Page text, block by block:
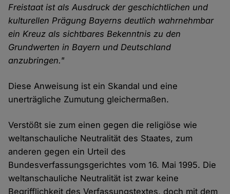
Freistaat ist als Ausdruck der geschichtlichen und
kulturellen Prägung Bayerns deutlich wahrnehmbar
ein Kreuz als sichtbares Bekenntnis zu den
Grundwerten in Bayern und Deutschland
anzubringen."
Diese Anweisung ist ein Skandal und eine
unerträgliche Zumutung gleichermaßen.
Verstößt sie zum einen gegen die religiöse wie
weltanschauliche Neutralität des Staates, zum
anderen gegen ein Urteil des
Bundesverfassungsgerichtes vom 16. Mai 1995. Die
weltanschauliche Neutralität ist zwar keine
Begrifflichkeit des Verfassungstextes, doch mit dem